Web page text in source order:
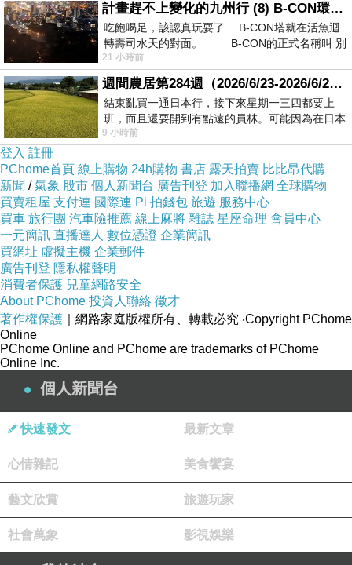
當我在邦芭茵的高爾夫球車上時，
我請司機
Jessie載我先去觀察環境，
我得先確認要去安娜教堂的纜車處在哪，
待會才能帶大家一起過去啊！
我知道到安娜教堂要搭纜車過河，
所以我們一直在邦芭茵裡面找河跟電纜，
兜了好幾圈終於發現纜車，但是有一牆之隔啊！
原來搭纜車的地方是在停車場，
我們必須先出了邦芭茵往停車場方向走才能搭到纜車。
走出邦芭茵，我們沿著長長的白色圍籬走去停車場。
剛被處罰完的臭胖虎會乖巧一陣子，現在正照顧著小宇。
這附近有一間學校耶！
安娜教堂位於昭批耶河孤島上，沒有任何橋梁與內陸相
連，
上島方式除了包船，就是搭乘纜車。
計畫趕不上變化的九州行 (8) B-CON環球塔
吃飽喝足，該認真玩耍了… B-CON塔就在活魚迴
轉壽司水天的對面。 B-CON的正式名稱叫 別
21 小時前
週間農居第284週（2026/6/23-2026/6/24) 夏至 金黃稻浪洋溢豐收喜悅
結束亂買一通日本行，接下來星期一三四都要上
班，而且還要開到有點遠的員林。可能因為在日本
花不少錢，星期一出門上班時，心裡沒有一
9 小時前
登入 註冊
PChome首頁 線上購物 24h購物 書店 露天拍賣 比比昂代購
新聞 /氣象 股市 個人新聞台 廣告刊登 加入聯播網 全球購物
買賣租屋 支付連 國際連 Pi 拍錢包 旅遊 服務中心
買車 旅行團 汽車險推薦 線上麻將 雜誌 星座命理 會員中心
一元簡訊 直播達人 數位憑證 企業簡訊
買網址 虛擬主機 企業郵件
廣告刊登 隱私權聲明
消費者保護 兒童網路安全
About PChome 投資人聯絡 徵才
著作權保護 ｜網路家庭版權所有、轉載必究 ‧Copyright PChome
Online
PChome Online and PChome are trademarks of PChome
Online Inc.
個人新聞台
快速發文 最新文章
心情雜記 美食饗宴
藝文欣賞 旅遊玩家
社會萬象 影視娛樂